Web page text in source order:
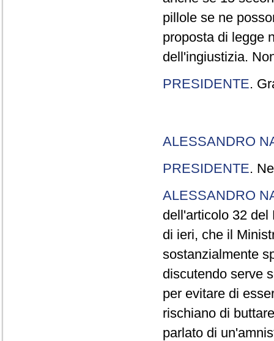
pillole se ne
proposta di legge
dell'ingiustizia.
PRESIDENTE.
ALESSANDRO
PRESIDENTE.
ALESSANDRO
dell'articolo 32 del
di ieri, che il
sostanzialmente
discutendo serve
per evitare di
rischiano di
parlato di